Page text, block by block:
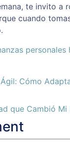
te invito
cuando
personales
Cómo
que Cambió